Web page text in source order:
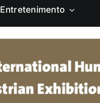
Ceilândia
Itapoã
Park Way
Entretenimento